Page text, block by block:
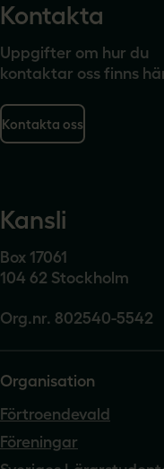
Kontakta
Uppgifter om hur du
kontaktar oss finns
Kontakta oss
Kansli
Box 17061
104 62 Stockholm
Org.nr. 802540-5542
Organisation
Förtroendevald
Föreningar